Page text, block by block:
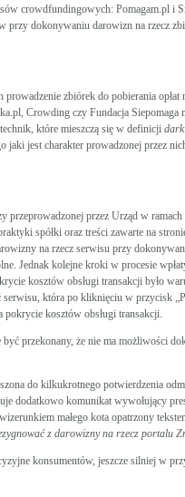
crowdfundingowych: Pomagam.pl i
przy dokonywaniu darowizn na rzecz
zbiórek do pobierania
Crowding czy Fundacja Siepomaga
które mieszczą się w definicji
jest charakter prowadzonej przez
przeprowadzonej przez Urząd w ramach
spółki oraz treści zawarte na
na rzecz serwisu przy
Jednak kolejne kroki w procesie
kosztów obsługi transakcji było
która po kliknięciu w przycisk
pokrycie kosztów obsługi transakcji.
przekonany, że nie ma możliwości
do kilkukrotnego potwierdzenia
dodatkowo komunikat wywołujący
małego kota opatrzony
z darowizny na rzecz portalu
konsumentów, jeszcze silniej w